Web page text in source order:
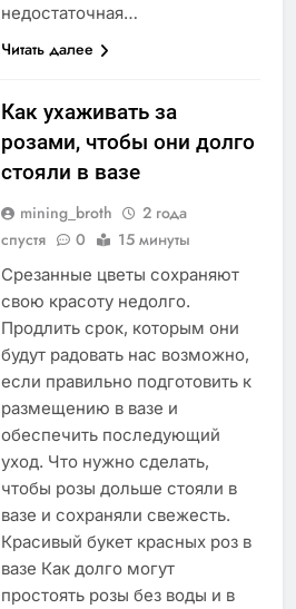
недостаточная…
Читать далее
Как ухаживать за
розами, чтобы они долго
стояли в вазе
mining_broth
2 года
спустя
0 15 минуты
Срезанные цветы сохраняют
свою красоту недолго.
Продлить срок, которым они
будут радовать нас возможно,
если правильно подготовить к
размещению в вазе и
обеспечить последующий
уход. Что нужно сделать,
чтобы розы дольше стояли в
вазе и сохраняли свежесть.
Красивый букет красных роз в
вазе Как долго могут
простоять розы без воды и в